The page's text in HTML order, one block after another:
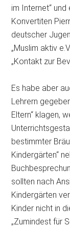
im Internet“
Konvertiten
deutscher
„Muslim aktiv
„Kontakt zur
Es habe aber
Lehrern
Eltern“ klagen,
bestimmter
Kindergärten“
sollten nach
Kindergärten
Kinder nicht in
„Zumindest für